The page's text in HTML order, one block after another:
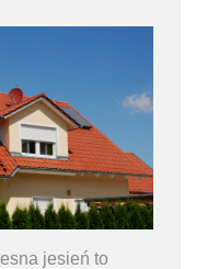
jesień to